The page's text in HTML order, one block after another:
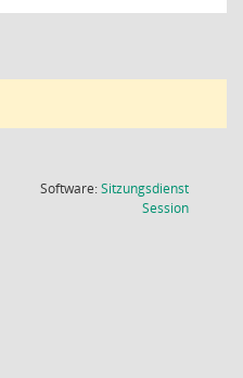
Software:Sitzungsdienst
Session(Wird in